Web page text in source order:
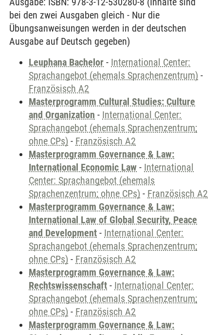
bei den zwei Ausgaben gleich - Nur die
Übungsanweisungen werden in der deutschen
Ausgabe auf Deutsch gegeben)
Leuphana Bachelor - International Center:
Sprachangebot (ehemals Sprachenzentrum) -
Französisch A2
Masterprogramm Cultural Studies: Culture
and Organization - International Center:
Sprachangebot (ehemals Sprachenzentrum;
ohne CPs) - Französisch A2
Masterprogramm Governance & Law:
International Economic Law - International
Center: Sprachangebot (ehemals
Sprachenzentrum; ohne CPs) - Französisch A2
Masterprogramm Governance & Law:
International Law of Global Security, Peace
and Development - International Center:
Sprachangebot (ehemals Sprachenzentrum;
ohne CPs) - Französisch A2
Masterprogramm Governance & Law:
Rechtswissenschaft - International Center:
Sprachangebot (ehemals Sprachenzentrum;
ohne CPs) - Französisch A2
Masterprogramm Governance & Law: